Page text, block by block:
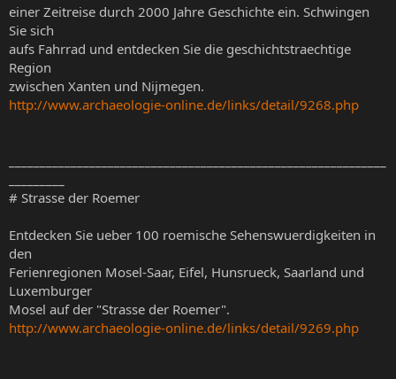
einer Zeitreise durch 2000 Jahre Geschichte ein. Schwingen
Sie sich
aufs Fahrrad und entdecken Sie die geschichtstraechtige
Region
zwischen Xanten und Nijmegen.
http://www.archaeologie-online.de/links/detail/9268.php
# Strasse der Roemer
Entdecken Sie ueber 100 roemische Sehenswuerdigkeiten in
den
Ferienregionen Mosel-Saar, Eifel, Hunsrueck, Saarland und
Luxemburger
Mosel auf der "Strasse der Roemer".
http://www.archaeologie-online.de/links/detail/9269.php